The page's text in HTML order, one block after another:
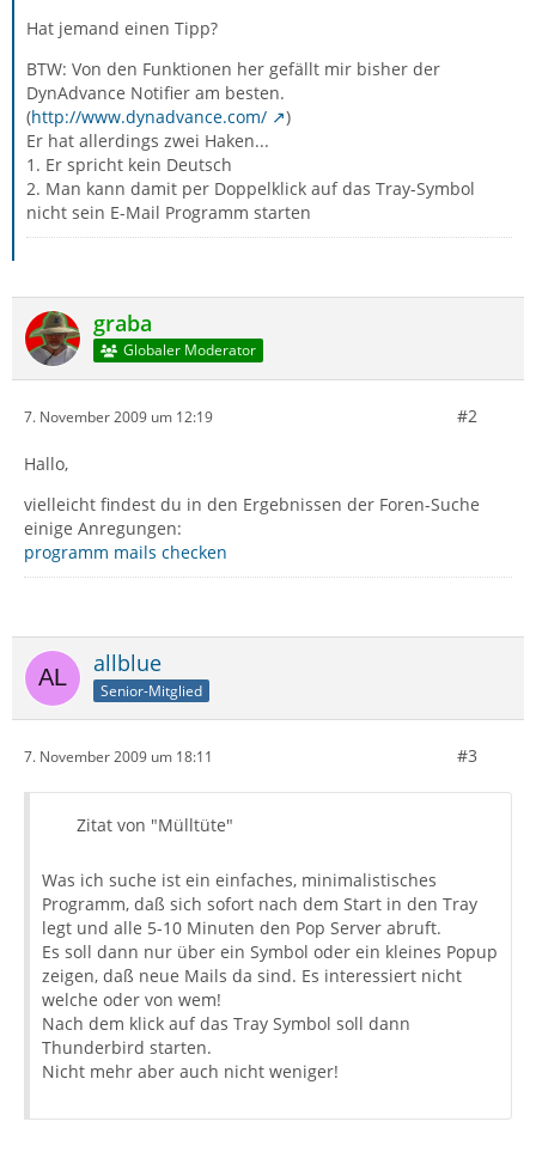
Hat jemand einen Tipp?
BTW: Von den Funktionen her gefällt mir bisher der
DynAdvance Notifier am besten.
(http://www.dynadvance.com/
)
Er hat allerdings zwei Haken...
1. Er spricht kein Deutsch
2. Man kann damit per Doppelklick auf das Tray-Symbol
nicht sein E-Mail Programm starten
graba
Globaler Moderator
7. November 2009 um 12:19 #2
Hallo,
vielleicht findest du in den Ergebnissen der Foren-Suche
einige Anregungen:
programm mails checken
allblue
Senior-Mitglied
7. November 2009 um 18:11 #3
Zitat von "Mülltüte"
Was ich suche ist ein einfaches, minimalistisches
Programm, daß sich sofort nach dem Start in den Tray
legt und alle 5-10 Minuten den Pop Server abruft.
Es soll dann nur über ein Symbol oder ein kleines Popup
zeigen, daß neue Mails da sind. Es interessiert nicht
welche oder von wem!
Nach dem klick auf das Tray Symbol soll dann
Thunderbird starten.
Nicht mehr aber auch nicht weniger!